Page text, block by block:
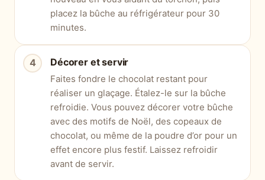
placez la bûche au réfrigérateur pour 30
minutes.
Décorer et servir
Faites fondre le chocolat restant pour
réaliser un glaçage. Étalez-le sur la bûche
refroidie. Vous pouvez décorer votre bûche
avec des motifs de Noël, des copeaux de
chocolat, ou même de la poudre d’or pour un
effet encore plus festif. Laissez refroidir
avant de servir.